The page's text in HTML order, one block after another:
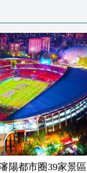
陽都市圈39家景